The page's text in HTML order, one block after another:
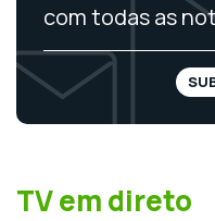
com todas as
TV em direto